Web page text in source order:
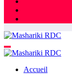
Accueil